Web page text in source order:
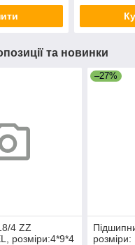
та новинки
4 ZZ
розміри:4*9*4
–27%